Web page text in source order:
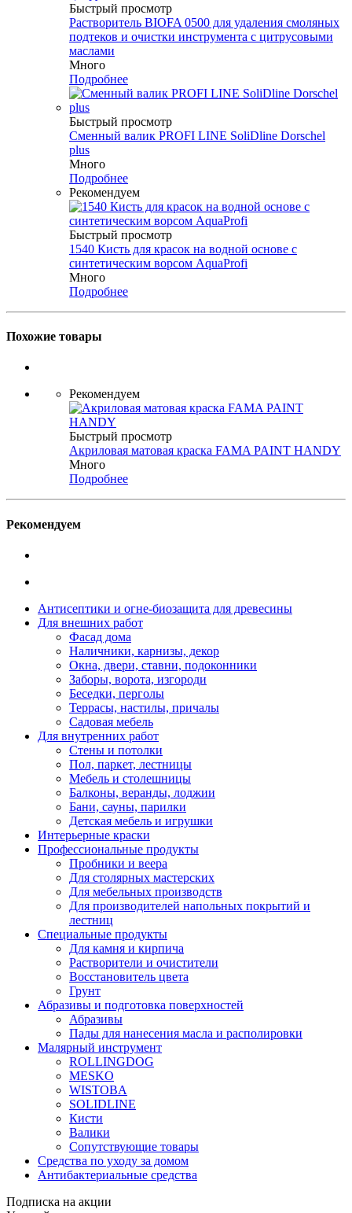
Быстрый просмотр
Растворитель BIOFA 0500 для удаления смоляных
подтеков и очистки инструмента с цитрусовыми
маслами
Много
Подробнее
Быстрый просмотр
Сменный валик PROFI LINE SoliDline Dorschel
plus
Много
Подробнее
Рекомендуем
Быстрый просмотр
1540 Кисть для красок на водной основе с
синтетическим ворсом AquaProfi
Много
Подробнее
Похожие товары
Рекомендуем
Быстрый просмотр
Акриловая матовая краска FAMA PAINT HANDY
Много
Подробнее
Рекомендуем
Антисептики и огне-биозащита для древесины
Для внешних работ
Фасад дома
Наличники, карнизы, декор
Окна, двери, ставни, подоконники
Заборы, ворота, изгороди
Беседки, перголы
Террасы, настилы, причалы
Садовая мебель
Для внутренних работ
Стены и потолки
Пол, паркет, лестницы
Мебель и столешницы
Балконы, веранды, лоджии
Бани, сауны, парилки
Детская мебель и игрушки
Интерьерные краски
Профессиональные продукты
Пробники и веера
Для столярных мастерских
Для мебельных производств
Для производителей напольных покрытий и
лестниц
Специальные продукты
Для камня и кирпича
Растворители и очистители
Восстановитель цвета
Грунт
Абразивы и подготовка поверхностей
Абразивы
Пады для нанесения масла и располировки
Малярный инструмент
ROLLINGDOG
MESKO
WISTOBA
SOLIDLINE
Кисти
Валики
Сопутствующие товары
Средства по уходу за домом
Антибактериальные средства
Подписка на акции